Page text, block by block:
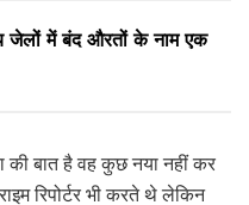
जेलों में बंद औरतों के नाम एक
की बात है वह कुछ नया नहीं कर
रिपोर्टर भी करते थे लेकिन